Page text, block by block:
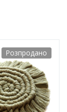
Розпродано